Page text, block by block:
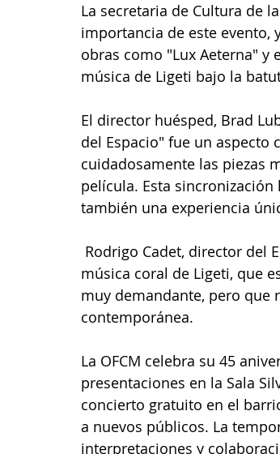
La secretaria de Cultura de
importancia de este evento,
obras como "Lux Aeterna" y
música de Ligeti bajo la
El director huésped, Brad
del Espacio" fue un aspecto
cuidadosamente las piezas
película. Esta
también una experiencia
música coral de Ligeti, que
muy demandante, pero que
contemporánea.
La OFCM celebra su 45
presentaciones en la Sala
concierto gratuito en el
a nuevos públicos. La
interpretaciones y